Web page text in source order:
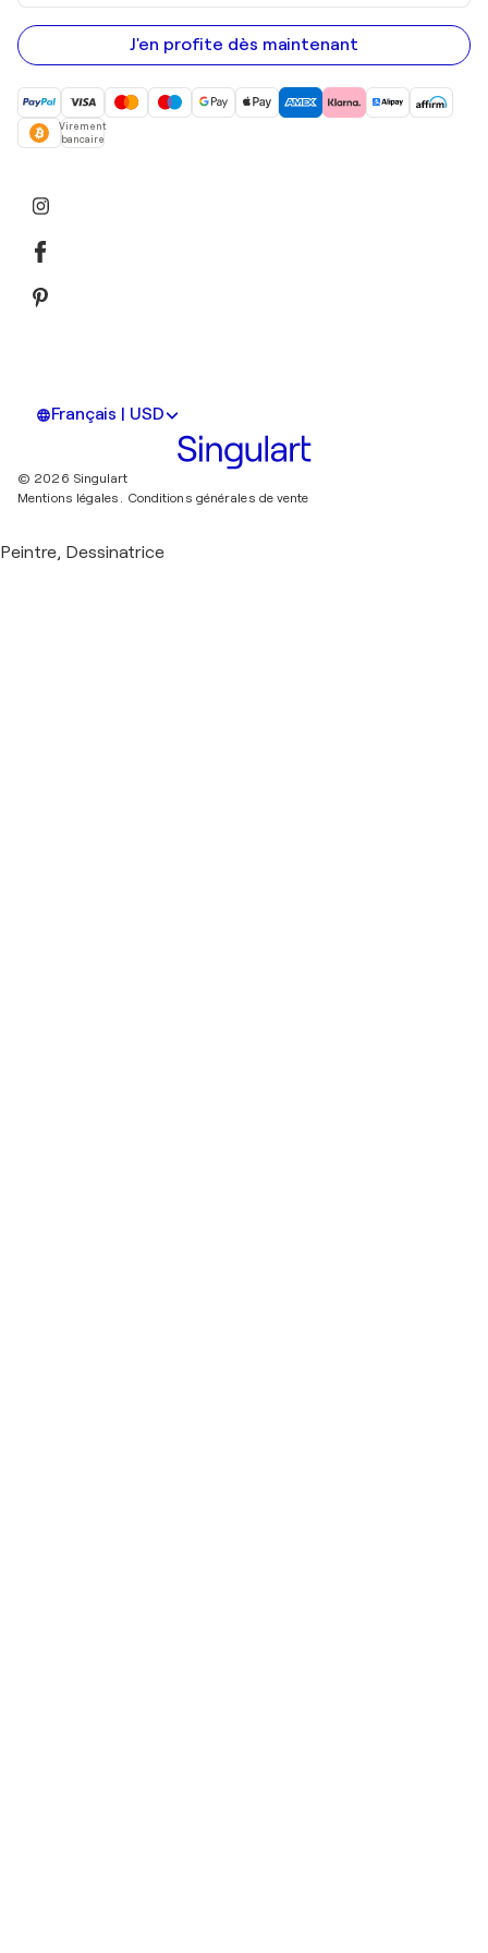
adresse
e-
mail
J'en profite dès maintenant
Virement
bancaire
Français | USD
© 2026 Singulart
Mentions légales. Conditions générales de vente
Peintre, Dessinatrice